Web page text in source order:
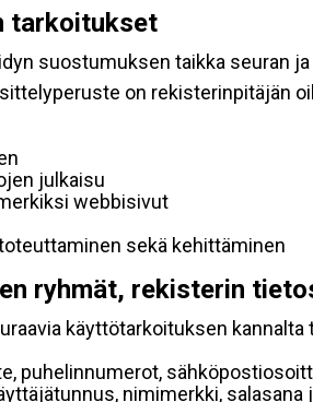
tarkoitukset
suostumuksen taikka seuran
on rekisterinpitäjän
julkaisu
webbisivut
sekä kehittäminen
ryhmät, rekisterin
käyttötarkoituksen
puhelinnumerot,
nimimerkki, salasana